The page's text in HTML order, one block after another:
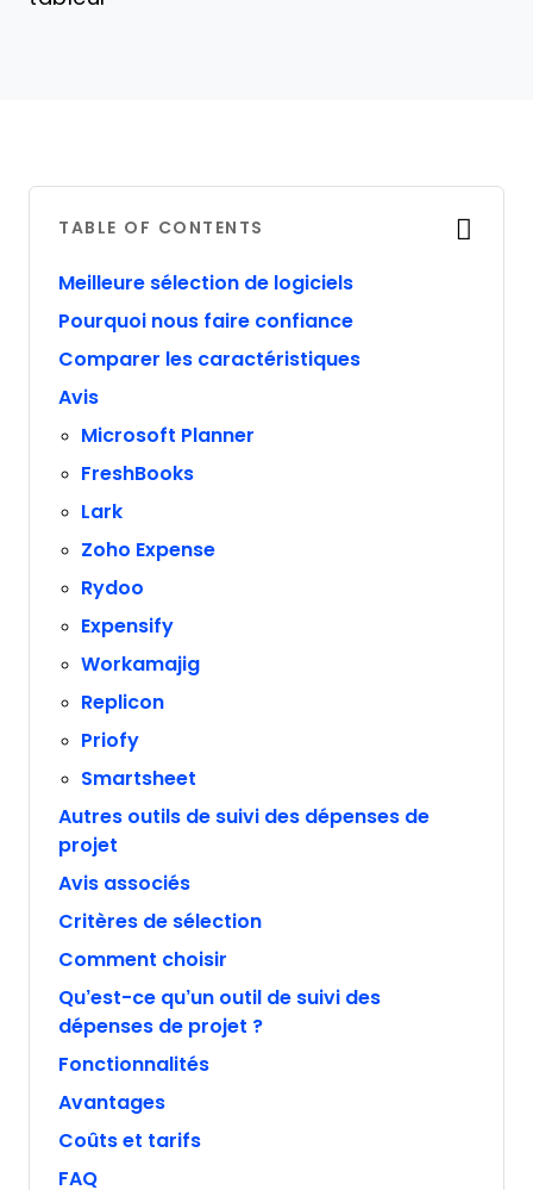
TABLE OF CONTENTS
Meilleure sélection de logiciels
Pourquoi nous faire confiance
Comparer les caractéristiques
Avis
Microsoft Planner
FreshBooks
Lark
Zoho Expense
Rydoo
Expensify
Workamajig
Replicon
Priofy
Smartsheet
Autres outils de suivi des dépenses de
projet
Avis associés
Critères de sélection
Comment choisir
Qu’est-ce qu’un outil de suivi des
dépenses de projet ?
Fonctionnalités
Avantages
Coûts et tarifs
FAQ